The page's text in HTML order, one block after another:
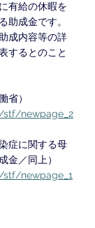
有給の休暇を
助成金です。
成内容等の詳
するとのこと
省）
stf/newpage_2
症に関する母
金／同上）
newpage_1